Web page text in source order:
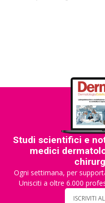
Studi scientifici e
medici
Ogni settimana, per
Unisciti a oltre 6.000
ISCRIVITI